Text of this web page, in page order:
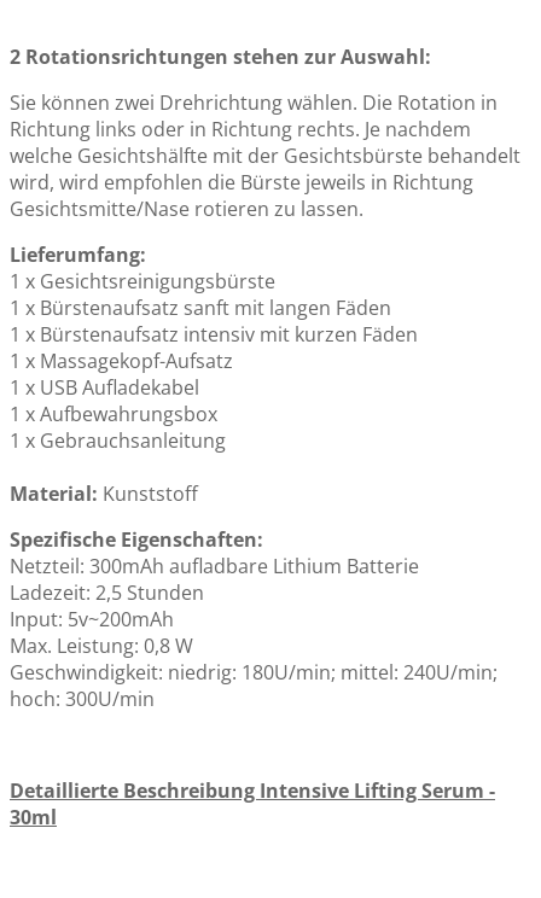
2 Rotationsrichtungen stehen zur Auswahl:
Sie können zwei Drehrichtung wählen. Die Rotation in
Richtung links oder in Richtung rechts. Je nachdem
welche Gesichtshälfte mit der Gesichtsbürste behandelt
wird, wird empfohlen die Bürste jeweils in Richtung
Gesichtsmitte/Nase rotieren zu lassen.
Lieferumfang:
1 x Gesichtsreinigungsbürste
1 x Bürstenaufsatz sanft mit langen Fäden
1 x Bürstenaufsatz intensiv mit kurzen Fäden
1 x Massagekopf-Aufsatz
1 x USB Aufladekabel
1 x Aufbewahrungsbox
1 x Gebrauchsanleitung
Material: Kunststoff
Spezifische Eigenschaften:
Netzteil: 300mAh aufladbare Lithium Batterie
Ladezeit: 2,5 Stunden
Input: 5v~200mAh
Max. Leistung: 0,8 W
Geschwindigkeit: niedrig: 180U/min; mittel: 240U/min;
hoch: 300U/min
Detaillierte Beschreibung Intensive Lifting Serum -
30ml